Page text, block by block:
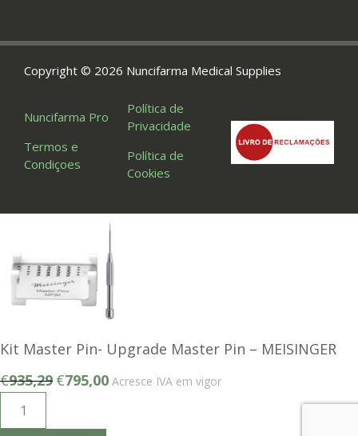
Nuncifarma Pro
Termos e
Condiçoes
Política de
Privacidade
Política de
Cookies
Copyright © 2026 Nuncifarma Medical Supplies
Kit Master Pin- Upgrade Master Pin – MEISINGER
€935,29 O
€795,00OAcresce IVA em vigor